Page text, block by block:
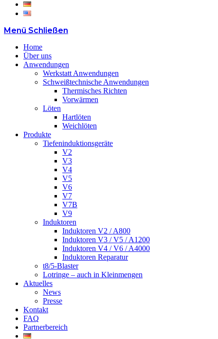
Menü Schließen
Home
Über uns
Anwendungen
Werkstatt Anwendungen
Schweißtechnische Anwendungen
Thermisches Richten
Vorwärmen
Löten
Hartlöten
Weichlöten
Produkte
Tiefeninduktionsgeräte
V2
V3
V4
V5
V6
V7
V7B
V9
Induktoren
Induktoren V2 / A800
Induktoren V3 / V5 / A1200
Induktoren V4 / V6 / A4000
Induktoren Reparatur
t8/5-Blaster
Lotringe – auch in Kleinmengen
Aktuelles
News
Presse
Kontakt
FAQ
Partnerbereich